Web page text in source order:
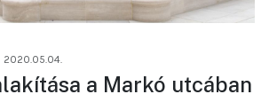
2020.05.04.
a Markó utcában